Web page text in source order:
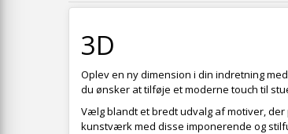
3D
Oplev en ny dimension i din indretning
du ønsker at tilføje et moderne touch til
Vælg blandt et bredt udvalg af motiver,
kunstværk med disse imponerende og